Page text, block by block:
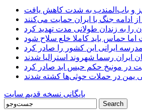
و باب‌المندب به شدت کاهش یافت
ادامه جنگ با ایران حمایت می‌کنند
به زندان طولانی مدت تهدید کرد
حماس باید کاملا خلع سلاح شود
ایرانی این کشور را صادر کرد
ایران رسما شهروند استرالیا شدند
در مونیخ حکم حبس ابد صادر کرد
بایگانی نسخه قدیم سایت